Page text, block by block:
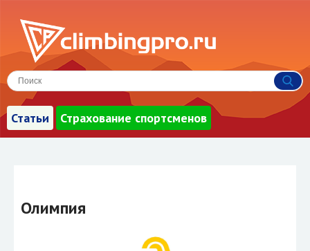
Статьи Страхование спортсменов
Олимпия